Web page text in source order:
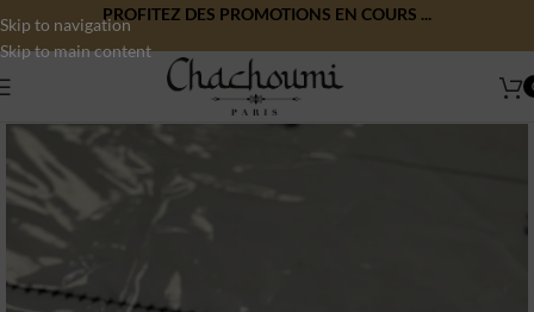
Skip to navigation
Skip to main content
PROFITEZ DES PROMOTIONS EN COURS ...